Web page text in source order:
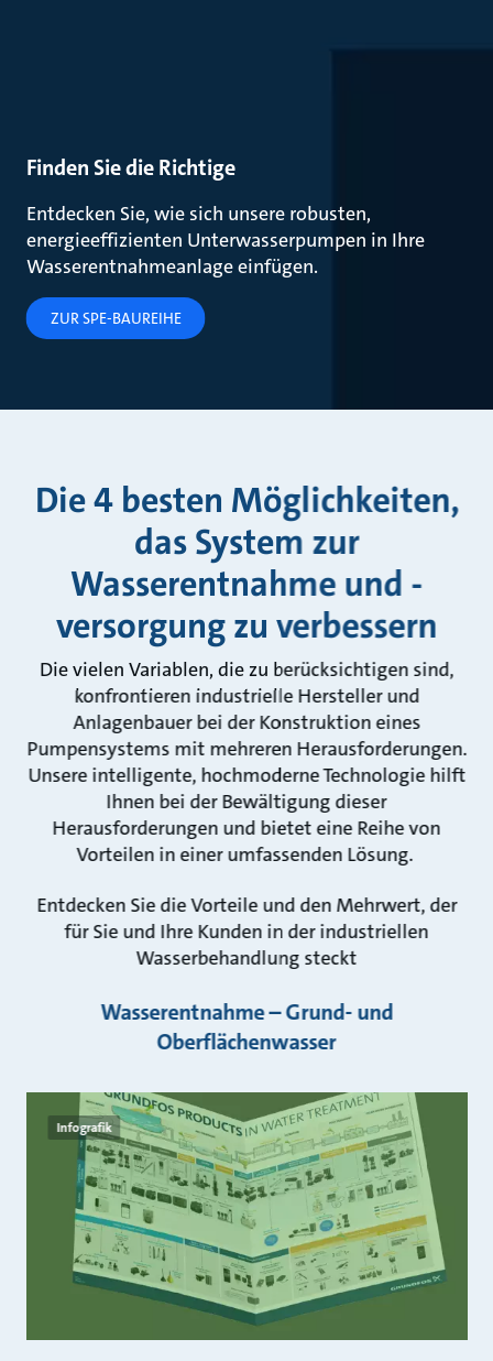
Finden Sie die Richtige
Entdecken Sie, wie sich unsere robusten,
energieeffizienten Unterwasserpumpen in Ihre
Wasserentnahmeanlage einfügen.
ZUR SPE-BAUREIHE
Die 4 besten Möglichkeiten,
das System zur
Wasserentnahme und -
versorgung zu verbessern
Die vielen Variablen, die zu berücksichtigen sind,
konfrontieren industrielle Hersteller und
Anlagenbauer bei der Konstruktion eines
Pumpensystems mit mehreren Herausforderungen.
Unsere intelligente, hochmoderne Technologie hilft
Ihnen bei der Bewältigung dieser
Herausforderungen und bietet eine Reihe von
Vorteilen in einer umfassenden Lösung.
Entdecken Sie die Vorteile und den Mehrwert, der
für Sie und Ihre Kunden in der industriellen
Wasserbehandlung steckt
Wasserentnahme – Grund- und
Oberflächenwasser
Infografik